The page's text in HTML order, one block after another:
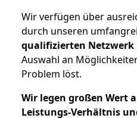
Wir verfügen über
durch unseren
qualifizierten Netzwerk
Auswahl an
Problem löst.
Wir legen großen Wert
Leistungs-Verhältnis